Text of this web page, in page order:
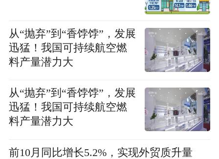
从“抛弃”到“香饽饽”，发展
迅猛！我国可持续航空燃
料产量潜力大
从“抛弃”到“香饽饽”，发展
迅猛！我国可持续航空燃
料产量潜力大
前10月同比增长5.2%，实现外贸质升量